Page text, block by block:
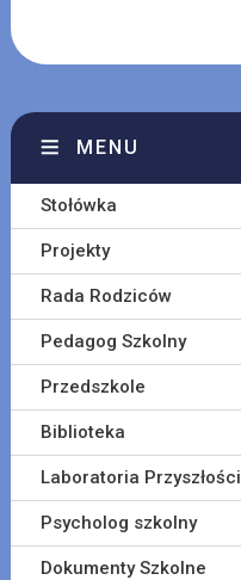
MENU
Stołówka
Projekty
Rada Rodziców
Pedagog Szkolny
Przedszkole
Biblioteka
Laboratoria Przyszłości
Psycholog szkolny
Dokumenty Szkolne